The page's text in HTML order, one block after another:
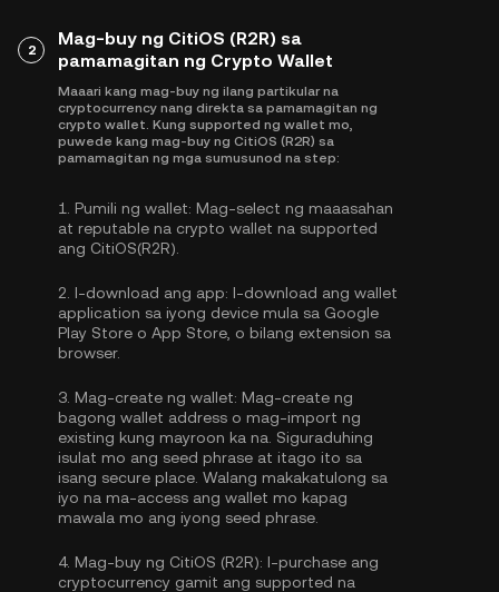
2
Mag-buy ng CitiOS (R2R) sa
pamamagitan ng Crypto Wallet
Maaari kang mag-buy ng ilang partikular na
cryptocurrency nang direkta sa pamamagitan ng
crypto wallet. Kung supported ng wallet mo,
puwede kang mag-buy ng CitiOS (R2R) sa
pamamagitan ng mga sumusunod na step:
1. Pumili ng wallet: Mag-select ng maaasahan
at reputable na crypto wallet na supported
ang CitiOS(R2R).
2. I-download ang app: I-download ang wallet
application sa iyong device mula sa Google
Play Store o App Store, o bilang extension sa
browser.
3. Mag-create ng wallet: Mag-create ng
bagong wallet address o mag-import ng
existing kung mayroon ka na. Siguraduhing
isulat mo ang seed phrase at itago ito sa
isang secure place. Walang makakatulong sa
iyo na ma-access ang wallet mo kapag
mawala mo ang iyong seed phrase.
4. Mag-buy ng CitiOS (R2R): I-purchase ang
cryptocurrency gamit ang supported na